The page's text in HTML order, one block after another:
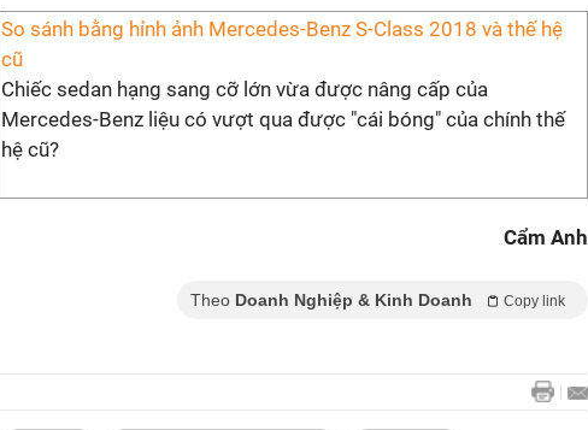
So sánh bằng hỉnh ảnh Mercedes-Benz S-Class 2018 và thế hệ
cũ
Chiếc sedan hạng sang cỡ lớn vừa được nâng cấp của
Mercedes-Benz liệu có vượt qua được "cái bóng" của chính thế
hệ cũ?
Cẩm Anh
Theo Doanh Nghiệp & Kinh Doanh Copy link